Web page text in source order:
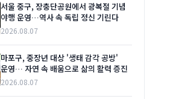
서울 중구, 장충단공원에서 광복절 기념
야행 운영…역사 속 독립 정신 기린다
2026.08.07
마포구, 중장년 대상 '생태 감각 공방'
운영… 자연 속 배움으로 삶의 활력 증진
2026.08.07